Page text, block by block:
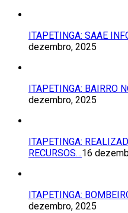
ITAPETINGA: SAAE
dezembro, 2025
ITAPETINGA: BAIRRO
dezembro, 2025
ITAPETINGA:
RECURSOS…16
ITAPETINGA:
dezembro, 2025